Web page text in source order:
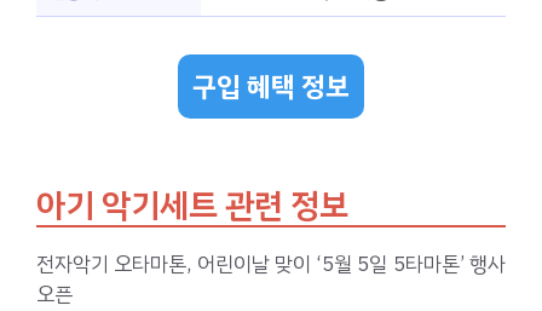
구입 혜택 정보
아기 악기세트 관련 정보
전자악기 오타마톤, 어린이날 맞이 ‘5월 5일 5타마톤’ 행사
오픈